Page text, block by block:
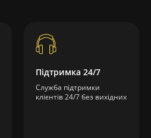
Підтримка 24/7
Служба підтримки
клієнтів 24/7 без вихідних